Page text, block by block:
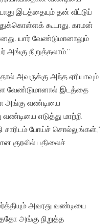
இடத்தையும் தன் வீட்டுப்
கூடாது. காமன்
யார் வேண்டுமானாலும்
அங்கு நிறுத்தலாம்.”
அவருக்கு அந்த ஏரியாவும்
வேண்டுமானால் இடத்தை
அங்கு வண்டியை
எடுத்து மாற்றி
சாரிடம் போய்ச் சொல்லுங்கள்,”
குரலில் பதிலைச்
அவரது வண்டியை
அங்கு நிறுத்த